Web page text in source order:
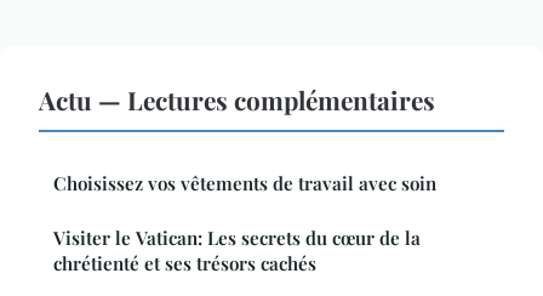
Actu — Lectures complémentaires
Choisissez vos vêtements de travail avec soin
Visiter le Vatican: Les secrets du cœur de la
chrétienté et ses trésors cachés